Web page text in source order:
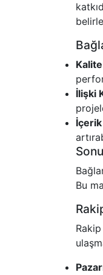
Kalite
İlişki
Bu